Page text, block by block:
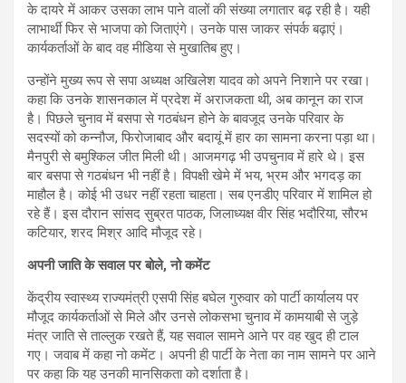
के दायरे में आकर उसका लाभ पाने वालों की संख्या लगातार बढ़ रही है। यही
लाभार्थी फिर से भाजपा को जिताएंगे। उनके पास जाकर संपर्क बढ़ाएं।
कार्यकर्ताओं के बाद वह मीडिया से मुखातिब हुए।
उन्होंने मुख्य रूप से सपा अध्यक्ष अखिलेश यादव को अपने निशाने पर रखा।
कहा कि उनके शासनकाल में प्रदेश में अराजकता थी, अब कानून का राज
है। पिछले चुनाव में बसपा से गठबंधन होने के बावजूद उनके परिवार के
सदस्यों को कन्नौज, फिरोजाबाद और बदायूं में हार का सामना करना पड़ा था।
मैनपुरी से बमुश्किल जीत मिली थी। आजमगढ़ भी उपचुनाव में हारे थे। इस
बार बसपा से गठबंधन भी नहीं है। विपक्षी खेमे में भय, भ्रम और भगदड़ का
माहौल है। कोई भी उधर नहीं रहता चाहता। सब एनडीए परिवार में शामिल हो
रहे हैं। इस दौरान सांसद सुब्रत पाठक, जिलाध्यक्ष वीर सिंह भदौरिया, सौरभ
कटियार, शरद मिश्र आदि मौजूद रहे।
अपनी जाति के सवाल पर बोले, नो कमेंट
केंद्रीय स्वास्थ्य राज्यमंत्री एसपी सिंह बघेल गुरुवार को पार्टी कार्यालय पर
मौजूद कार्यकर्ताओं से मिले और उनसे लोकसभा चुनाव में कामयाबी से जुड़े
मंत्र जाति से ताल्लुक रखते हैं, यह सवाल सामने आने पर वह खुद ही टाल
गए। जवाब में कहा नो कमेंट। अपनी ही पार्टी के नेता का नाम सामने पर आने
पर कहा कि यह उनकी मानसिकता को दर्शाता है।